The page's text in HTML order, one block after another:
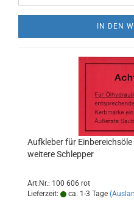
IN DEN
Aufkleber für
weitere Schlepper
Art.Nr.: 100 606 rot
Lieferzeit:
ca. 1-3 Tage